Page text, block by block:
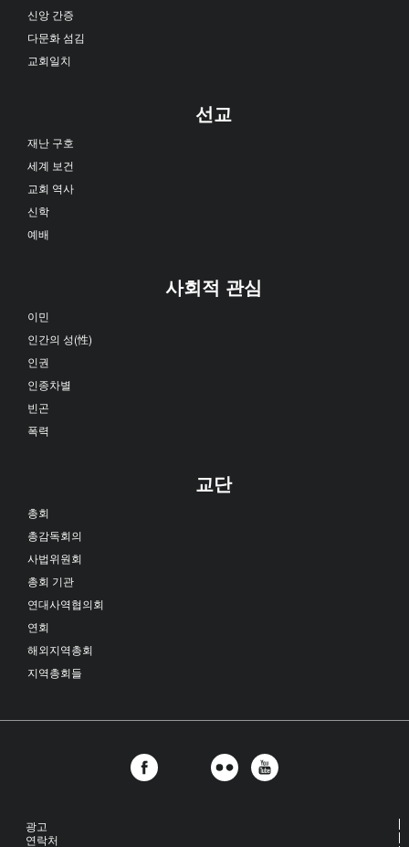
신앙 간증
다문화 섬김
교회일치
선교
재난 구호
세계 보건
교회 역사
신학
예배
사회적 관심
이민
인간의 성(性)
인권
인종차별
빈곤
폭력
교단
총회
총감독회의
사법위원회
총회 기관
연대사역협의회
연회
해외지역총회
지역총회들
광고
연락처